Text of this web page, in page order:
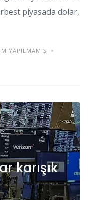
piyasada dolar,
YAPILMAMIŞ
karışık